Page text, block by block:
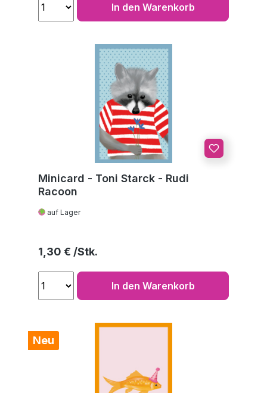
In den Warenkorb
Minicard - Toni Starck - Rudi
Racoon
auf Lager
Regulärer Preis:
1,30 €
In den Warenkorb
Neu